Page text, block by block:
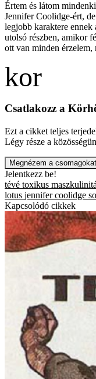
Értem és látom
Jennifer Coolidge-ért,
legjobb karaktere ennek
utolsó részben, amikor
ott van minden érzelem,
Csatlakozz a
Ezt a cikket teljes
Légy része a
Megnézem a csomagokat
Jelentkezz be!
tévé toxikus
lotus jennifer coolidge
Kapcsolódó cikkek